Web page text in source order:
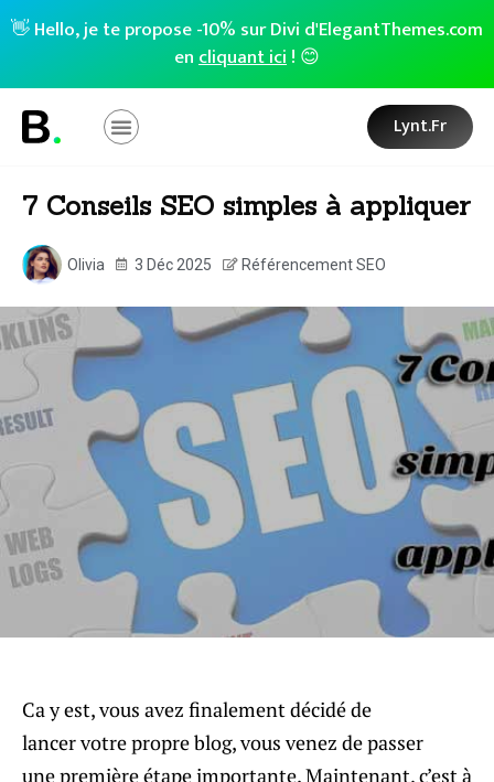
👋 Hello, je te propose -10% sur Divi d'ElegantThemes.com
encliquant ici! 😊
Lynt.fr
7 Conseils SEO simples à appliquer
Olivia 3 Déc 2025 Référencement SEO
Ca y est, vous avez finalement décidé de
lancer votre propre blog, vous venez de passer
une première étape importante. Maintenant, c’est à